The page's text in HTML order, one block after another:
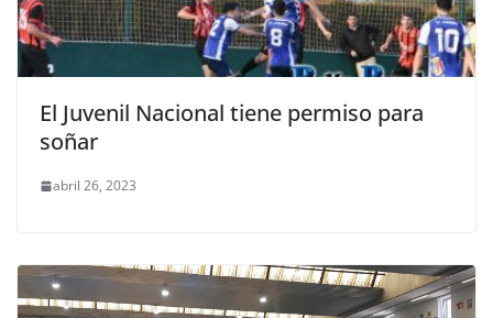
El Juvenil Nacional tiene permiso para
soñar
abril 26, 2023